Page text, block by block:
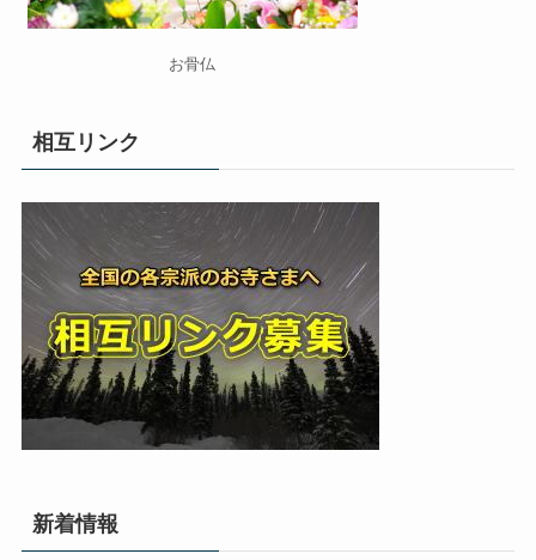
お骨仏
相互リンク
新着情報